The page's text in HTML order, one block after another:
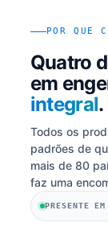
POR QUE
Quatro
em
integral.
Todos os
padrões de
mais de 80
faz uma
PRESENTE